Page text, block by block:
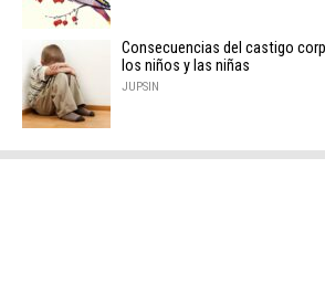
Consecuencias del castigo
los niños y las niñas
JUPSIN